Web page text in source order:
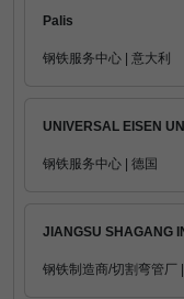
Palis
钢铁服务中心 | 意大利
UNIVERSAL EISEN
钢铁服务中心 | 德国
JIANGSU SHAGANG
钢铁制造商/切割弯管厂